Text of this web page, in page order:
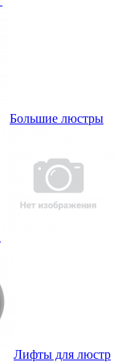
Большие люстры
Лифты для люстр